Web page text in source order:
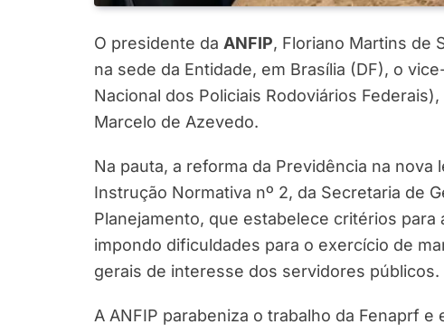
O presidente da ANFIP, Floriano Martins de
na sede da Entidade, em Brasília (DF), o
Nacional dos Policiais Rodoviários
Marcelo de Azevedo.
Na pauta, a reforma da Previdência na nova
Instrução Normativa nº 2, da Secretaria de
Planejamento, que estabelece critérios
impondo dificuldades para o exercício de
gerais de interesse dos servidores públicos.
A ANFIP parabeniza o trabalho da Fenaprf